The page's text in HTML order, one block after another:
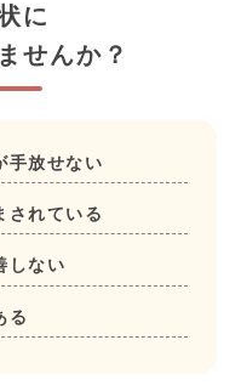
に
せんか？
手放せない
されている
しない
る